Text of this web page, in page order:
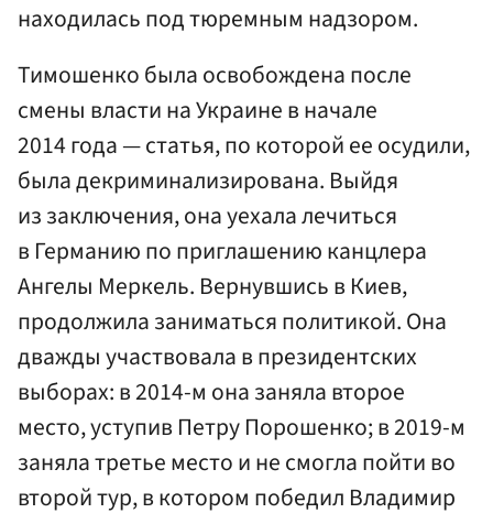
находилась под тюремным надзором.
Тимошенко была освобождена после
смены власти на Украине в начале
2014 года — статья, по которой ее осудили,
была декриминализирована. Выйдя
из заключения, она уехала лечиться
в Германию по приглашению канцлера
Ангелы Меркель. Вернувшись в Киев,
продолжила заниматься политикой. Она
дважды участвовала в президентских
выборах: в 2014-м она заняла второе
место, уступив Петру Порошенко; в 2019-м
заняла третье место и не смогла пойти во
второй тур, в котором победил Владимир